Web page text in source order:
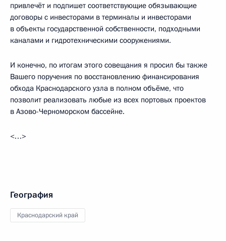
привлечёт и подпишет соответствующие обязывающие
договоры с инвесторами в терминалы и инвесторами
в объекты государственной собственности, подходными
каналами и гидротехническими сооружениями.
И конечно, по итогам этого совещания я просил бы также
Вашего поручения по восстановлению финансирования
обхода Краснодарского узла в полном объёме, что
позволит реализовать любые из всех портовых проектов
в Азово-Черноморском бассейне.
<…>
География
Краснодарский край